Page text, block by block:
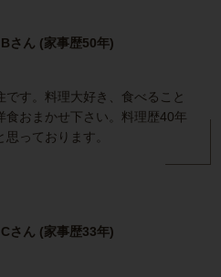
さん (家事歴50年)
す。料理大好き、食べること
食おまかせ下さい。料理歴40年
っております。
さん (家事歴33年)